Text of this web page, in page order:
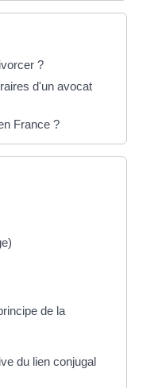
?
d'un avocat
France ?
de la
du lien conjugal